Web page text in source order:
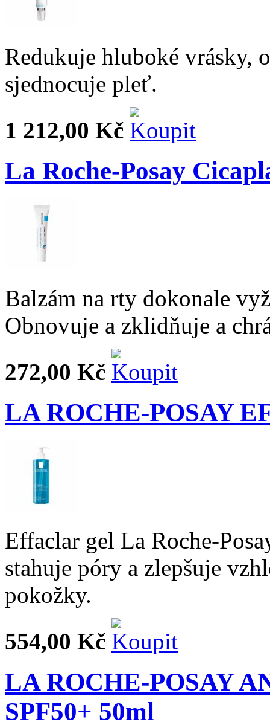
Redukuje hluboké vrásky,
sjednocuje pleť.
1 212,00 Kč
La Roche-Posay
Balzám na rty dokonale
Obnovuje a zklidňuje a
272,00 Kč
LA ROCHE-POSAY
Effaclar gel La Roche-
stahuje póry a zlepšuje
pokožky.
554,00 Kč
LA ROCHE-POSAY
SPF50+ 50ml